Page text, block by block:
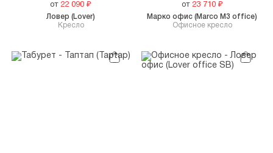
от 22 090 ₽
Кресло
Ловер (Lover)
от 23 710₽
Офисное кресло
Марко офис (Marco M3 office)